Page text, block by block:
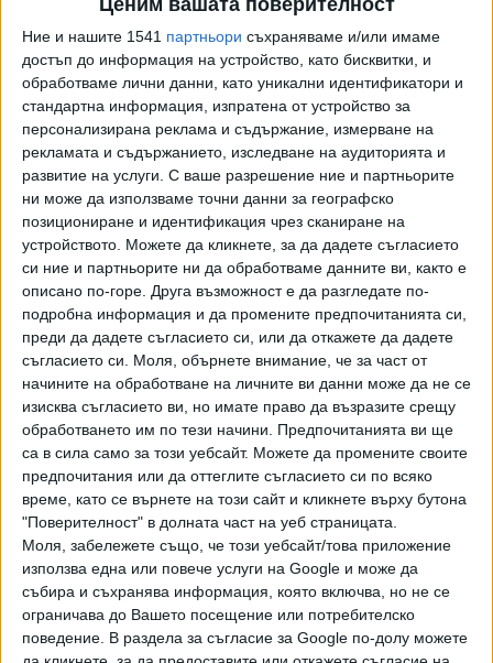
Ние и нашите 1541 партньори съхраняваме и/или имаме
достъп до информация на устройство, като бисквитки, и
обработваме лични данни, като уникални идентификатори и
стандартна информация, изпратена от устройство за
персонализирана реклама и съдържание, измерване на
рекламата и съдържанието, изследване на аудиторията и
развитие на услуги. С ваше разрешение ние и партньорите
ни може да използваме точни данни за географско
позициониране и идентификация чрез сканиране на
устройството. Можете да кликнете, за да дадете съгласието
си ние и партньорите ни да обработваме данните ви, както е
описано по-горе. Друга възможност е да разгледате по-
подробна информация и да промените предпочитанията си,
преди да дадете съгласието си, или да откажете да дадете
съгласието си.
Моля, обърнете внимание, че за част от
начините на обработване на личните ви данни може да не се
изисква съгласието ви, но имате право да възразите срещу
обработването им по тези начини. Предпочитанията ви ще
са в сила само за този уебсайт. Можете да промените своите
предпочитания или да оттеглите съгласието си по всяко
време, като се върнете на този сайт и кликнете върху бутона
"Поверителност" в долната част на уеб страницата.
Моля, забележете също, че този уебсайт/това приложение
използва една или повече услуги на Google и може да
събира и съхранява информация, която включва, но не се
ограничава до Вашето посещение или потребителско
поведение. В раздела за съгласие за Google по-долу можете
да зарадва малцината зрители по трибуните.
В решаващия II кръг вчера Алекс извоюва още по-
драматичен успех над поставения под №5 в
предварителната схема Лука Вани (Ит) със 7:6 (6), 3:6,
7:5. В третата част италианецът два пъти повеждаше с
пробив и дори стигна до два поредни мачбола при 5:4
гейма и свое подаване. Българинът обаче отрази и двете
възможности на световния №154, след което даде още
само три точки на своя съперник до края на мача.
"Не знам дали сънувам, или е реалност. Не съм играл в
такива мачове, не мислех, че е във възможностите ми.
Участвам за четвърти път в този турнир, миналата
година паднах много лошо. Нищо не ми се получаваше и в
един момент мислех да се отказвам", сподели
развълнуваният Лазаров, който ще дебютира в основна
схема на АТР турнир.
Негов съперник в I кръг ще бъде поставеният под №6
Фернандо Вердаско (Исп) - най-трудният от всички
възможни съперници за квалификантите. Останалите
варианти бяха Николоз Басилашвили (Груз), Адриан
Манарино (Фр) и Ян-Ленард Щруф (Гер).
"Надявам се да не ме бие много и да покажа добър